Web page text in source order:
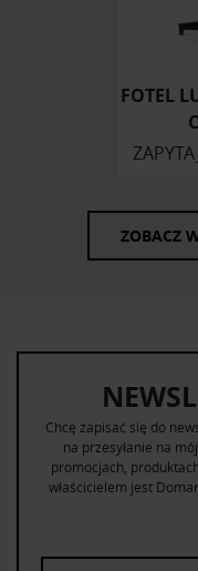
otrzymanymi od
korzystania z ich
FOTEL
ZOBACZ
Chcę zapisać się do
na przesyłanie na
promocjach,
właścicielem jest